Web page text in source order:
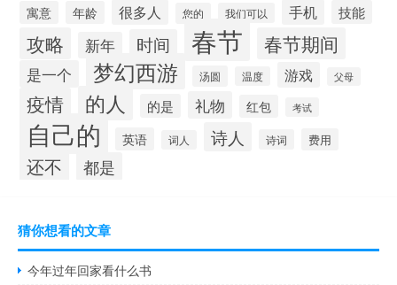
寓意 年龄 很多人 您的 我们可以 手机 技能
攻略 新年 时间 春节 春节期间
是一个 梦幻西游 汤圆 温度 游戏 父母
疫情 的人 的是 礼物 红包 考试
自己的 英语 词人 诗人 诗词 费用
还不 都是
猜你想看的文章
今年过年回家看什么书